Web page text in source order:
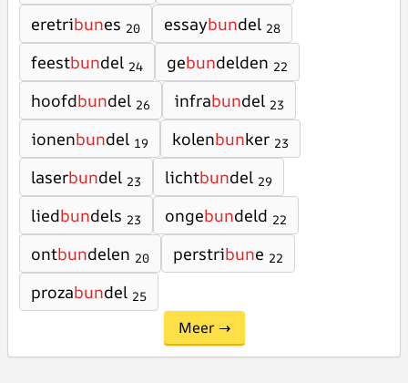
eretribunes 20 essaybundel 28
feestbundel 24 gebundelden 22
hoofdbundel 26 infrabundel 23
ionenbundel 19 kolenbunker 23
laserbundel 23 lichtbundel 29
liedbundels 23 ongebundeld 22
ontbundelen 20 perstribune 22
prozabundel 25
Meer →